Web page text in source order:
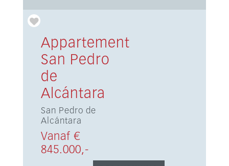
Appartement
San Pedro
de
Alcántara
San Pedro de
Alcántara
Vanaf €
845.000,-